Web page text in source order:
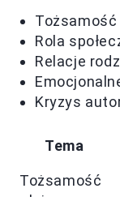
Tożsamość
Rola
Relacje
Kryzys
Tema
Tożsamość